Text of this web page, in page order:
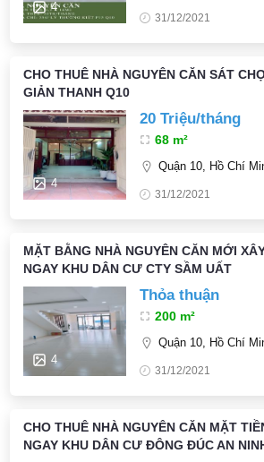
4
31/12/2021
CHO THUÊ NHÀ NGUYÊN CĂN SÁT
GIẢN THANH Q10
4
20 Triệu/tháng
68 m²
Quận 10, Hồ Chí
31/12/2021
MẶT BẰNG NHÀ NGUYÊN CĂN MỚI
NGAY KHU DÂN CƯ CTY SẦM UẤT
4
Thỏa thuận
200 m²
Quận 10, Hồ Chí
31/12/2021
CHO THUÊ NHÀ NGUYÊN CĂN MẶT
NGAY KHU DÂN CƯ ĐÔNG ĐÚC AN